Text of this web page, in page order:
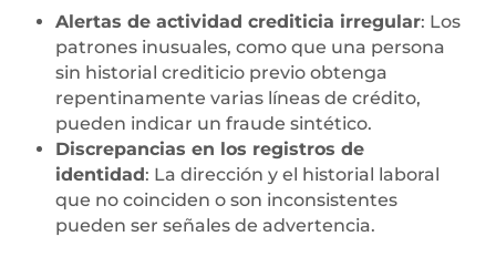
Alertas de actividad crediticia irregular: Los
patrones inusuales, como que una persona
sin historial crediticio previo obtenga
repentinamente varias líneas de crédito,
pueden indicar un fraude sintético.
Discrepancias en los registros de
identidad: La dirección y el historial laboral
que no coinciden o son inconsistentes
pueden ser señales de advertencia.